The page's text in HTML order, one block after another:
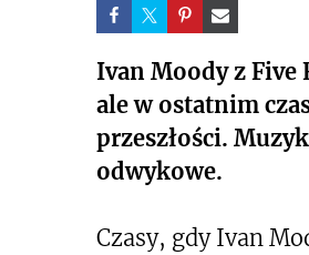
Ivan Moody z Five
ale w ostatnim
przeszłości.
odwykowe.
Czasy, gdy Ivan